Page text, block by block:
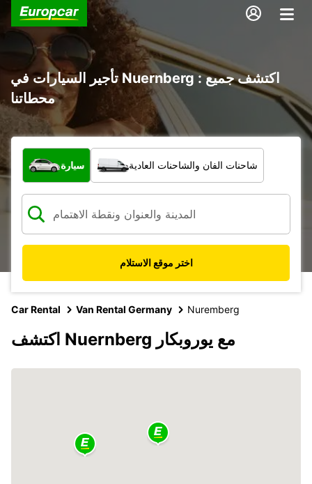
تأجير السيارات في Nuernberg : اكتشف جميع
محطاتنا
ما نوع المركبة؟
سيارة شاحنات الفان والشاحنات العادية
اختر موقع الاستلام
Car Rental Van Rental Germany Nuremberg
اكتشف Nuernberg مع يوروبكار